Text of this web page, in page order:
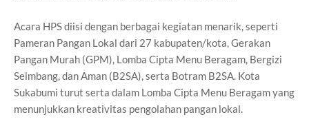
Acara HPS diisi dengan berbagai kegiatan menarik, seperti
Pameran Pangan Lokal dari 27 kabupaten/kota, Gerakan
Pangan Murah (GPM), Lomba Cipta Menu Beragam, Bergizi
Seimbang, dan Aman (B2SA), serta Botram B2SA. Kota
Sukabumi turut serta dalam Lomba Cipta Menu Beragam yang
menunjukkan kreativitas pengolahan pangan lokal.